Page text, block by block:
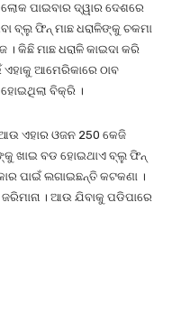
ଲୋକ ପାଇବାର ଦ୍ୱାର ଦେଶରେ
ବ୍ଲୁ ଫିନ୍ ମାଛ ଧରାଳିଙ୍କୁ ଚକମା
। କିଛି ମାଛ ଧରାଳି କାଇଦା କରି
ଆମେରିକାରେ ଠାବ
ବିକ୍ରି ।
ଏହାର ଓଜନ 250 କେଜି
ଖାଇ ବଡ ହୋଇଥାଏ ବ୍ଲୁ ଫିନ୍
ପାଇଁ ଲଗାଇଛନ୍ତି କଟକଣା ।
ଜରିମାନା । ଆଉ ଯିବାକୁ ପଡିପାରେ